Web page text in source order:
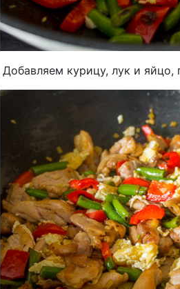
курицу, лук и яйцо,